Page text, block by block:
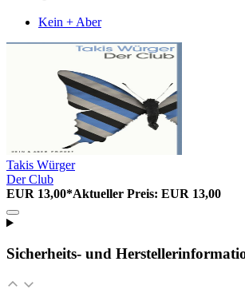
Kein + Aber
Takis Würger
Der Club
EUR 13,00*Aktueller Preis: EUR 13,00
Sicherheits- und